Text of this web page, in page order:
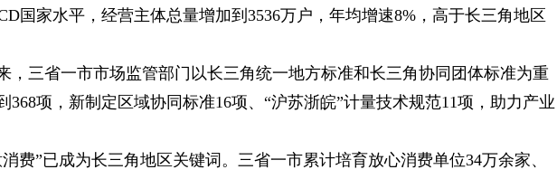
国家水平，经营主体总量增加到3536万户，年均增速8%，高于长三角地区
，三省一市市场监管部门以长三角统一地方标准和长三角协同团体标准为重
368项，新制定区域协同标准16项、“沪苏浙皖”计量技术规范11项，助力产业
费”已成为长三角地区关键词。三省一市累计培育放心消费单位34万余家、